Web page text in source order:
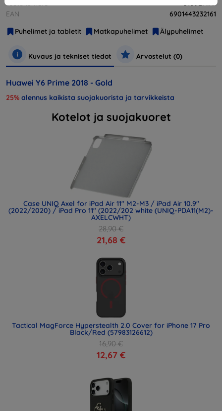
Tuotenumero
51092MFF
EAN
6901443232161
Puhelimet ja tabletit
Matkapuhelimet Älypuhelimet
Kuvaus ja tekniset tiedot Arvostelut (0)
Huawei Y6 Prime 2018 - Gold
25% alennus kaikista suojakuorista ja tarvikkeista
Kotelot ja suojakuoret
Case UNIQ Axel for iPad Air 11" M2-M3 / iPad Air 10.9"
(2022/2020) / iPad Pro 11" (2022/202 white (UNIQ-PDA11(M2)-
AXELCWHT)
28,90 €
21,68 €
Tactical MagForce Hyperstealth 2.0 Cover for iPhone 17 Pro
Black/Red (57983126612)
16,90 €
12,67 €